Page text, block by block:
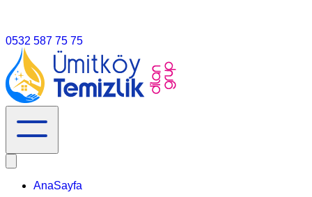
0532 587 75 75
AnaSayfa